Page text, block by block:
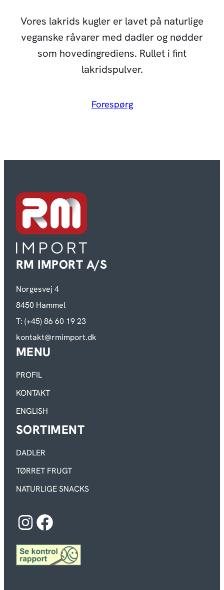
Vores lakrids kugler er lavet på naturlige
veganske råvarer med dadler og nødder
som hovedingrediens. Rullet i fint
lakridspulver.
Forespørg
RM IMPORT A/S
Norgesvej 4
8450 Hammel
T: (+45) 86 60 19 23
kontakt@rmimport.dk
MENU
PROFIL
KONTAKT
ENGLISH
SORTIMENT
DADLER
TØRRET FRUGT
NATURLIGE SNACKS
Instagram Facebook